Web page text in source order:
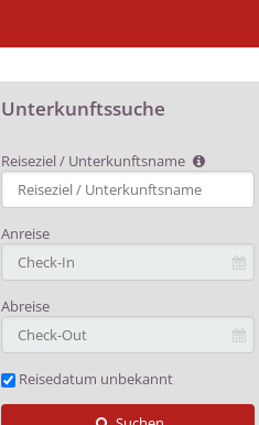
Unterkunftssuche
Reiseziel / Unterkunftsname
Anreise
Abreise
Reisedatum unbekannt